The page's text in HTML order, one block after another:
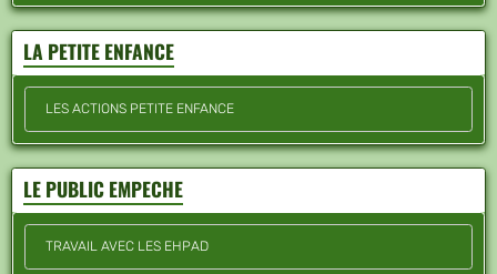
LA PETITE ENFANCE
LES ACTIONS PETITE ENFANCE
LE PUBLIC EMPECHE
TRAVAIL AVEC LES EHPAD